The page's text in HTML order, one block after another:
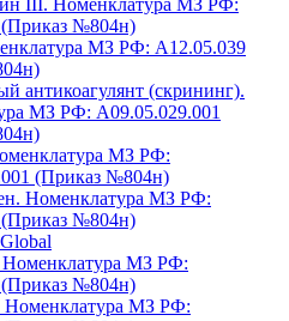
III. Номенклатура МЗ РФ:
(Приказ №804н)
МЗ РФ: A12.05.039
антикоагулянт (скрининг).
МЗ РФ: A09.05.029.001
МЗ РФ:
(Приказ №804н)
Номенклатура МЗ РФ:
(Приказ №804н)
Номенклатура МЗ РФ:
(Приказ №804н)
МЗ РФ: